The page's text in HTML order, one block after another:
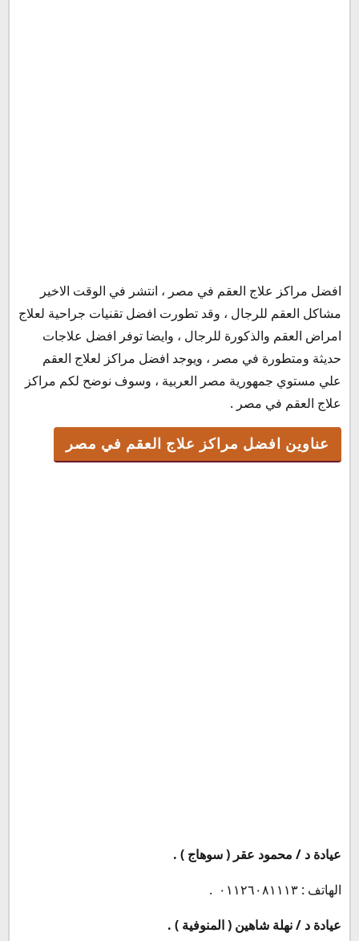
عناوين افضل مراكز علاج العقم في مصر
افضل مركز ذكورة في مصر
افضل دكتور لعلاج عقم الرجال في مصر
افضل دكتور ذكورة وعقم في القاهرة
مواعيد العمل
افضل مراكز علاج العقم في مصر ، انتشر في الوقت الاخير
مشاكل العقم للرجال ، وقد تطورت افضل تقنيات جراحية لعلاج
امراض العقم والذكورة للرجال ، وايضا توفر افضل علاجات
حديثة ومتطورة في مصر ، ويوجد افضل مراكز لعلاج العقم
علي مستوي جمهورية مصر العربية ، وسوف نوضح لكم مراكز
علاج العقم في مصر .
عناوين افضل مراكز علاج العقم في مصر
عيادة د / محمود عقر ( سوهاج ) .
الهاتف : ٠١١٢٦٠٨١١١٣ .
عيادة د / نهلة شاهين ( المنوفية ) .